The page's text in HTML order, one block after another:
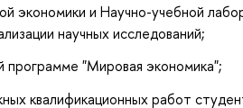
экономики и Научно-учебной
научных исследований;
программе "Мировая экономика";
квалификационных работ